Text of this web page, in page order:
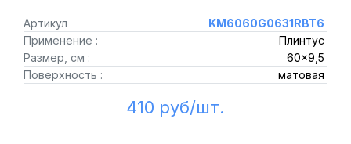
Артикул
KM6060G0631RBT6
Применение :
Плинтус
Размер, см :
60x9,5
Поверхность :
матовая
410 руб/шт.